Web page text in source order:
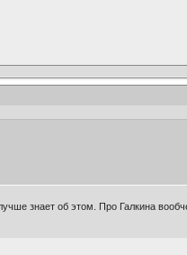
знает об этом. Про Галкина